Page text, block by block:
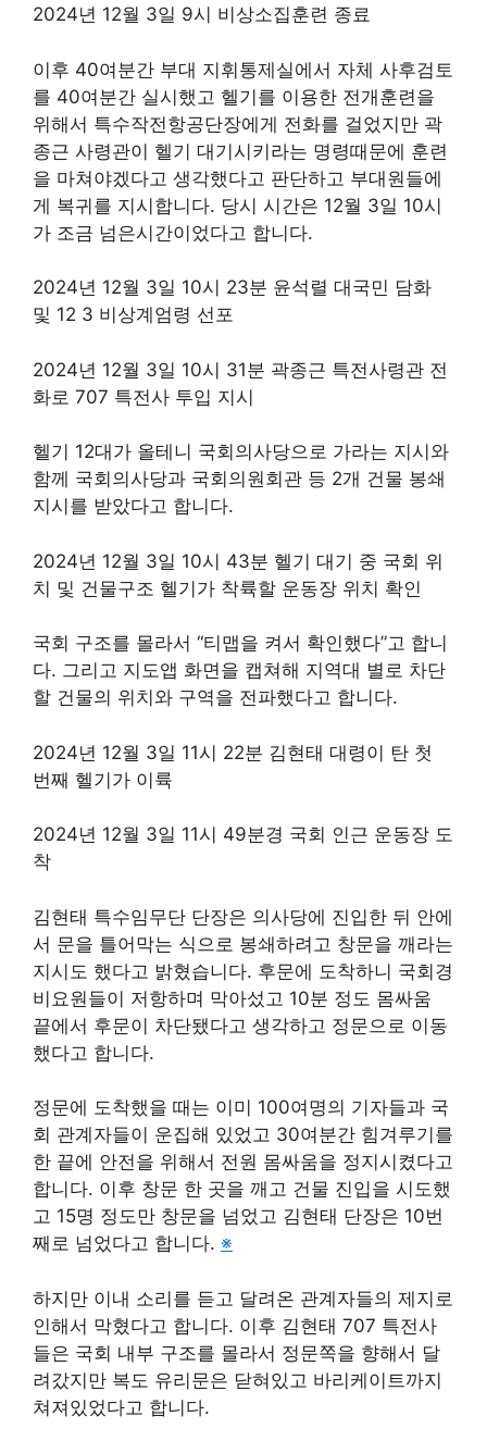
2024년 12월 3일 9시 비상소집훈련 종료
이후 40여분간 부대 지휘통제실에서 자체 사후검토
를 40여분간 실시했고 헬기를 이용한 전개훈련을
위해서 특수작전항공단장에게 전화를 걸었지만 곽
종근 사령관이 헬기 대기시키라는 명령때문에 훈련
을 마쳐야겠다고 생각했다고 판단하고 부대원들에
게 복귀를 지시합니다. 당시 시간은 12월 3일 10시
가 조금 넘은시간이었다고 합니다.
2024년 12월 3일 10시 23분 윤석렬 대국민 담화
및 12 3 비상계엄령 선포
2024년 12월 3일 10시 31분 곽종근 특전사령관 전
화로 707 특전사 투입 지시
헬기 12대가 올테니 국회의사당으로 가라는 지시와
함께 국회의사당과 국회의원회관 등 2개 건물 봉쇄
지시를 받았다고 합니다.
2024년 12월 3일 10시 43분 헬기 대기 중 국회 위
치 및 건물구조 헬기가 착륙할 운동장 위치 확인
국회 구조를 몰라서 “티맵을 켜서 확인했다”고 합니
다. 그리고 지도앱 화면을 캡쳐해 지역대 별로 차단
할 건물의 위치와 구역을 전파했다고 합니다.
2024년 12월 3일 11시 22분 김현태 대령이 탄 첫
번째 헬기가 이륙
2024년 12월 3일 11시 49분경 국회 인근 운동장 도
착
김현태 특수임무단 단장은 의사당에 진입한 뒤 안에
서 문을 틀어막는 식으로 봉쇄하려고 창문을 깨라는
지시도 했다고 밝혔습니다. 후문에 도착하니 국회경
비요원들이 저항하며 막아섰고 10분 정도 몸싸움
끝에서 후문이 차단됐다고 생각하고 정문으로 이동
했다고 합니다.
정문에 도착했을 때는 이미 100여명의 기자들과 국
회 관계자들이 운집해 있었고 30여분간 힘겨루기를
한 끝에 안전을 위해서 전원 몸싸움을 정지시켰다고
합니다. 이후 창문 한 곳을 깨고 건물 진입을 시도했
고 15명 정도만 창문을 넘었고 김현태 단장은 10번
째로 넘었다고 합니다. ※
하지만 이내 소리를 듣고 달려온 관계자들의 제지로
인해서 막혔다고 합니다. 이후 김현태 707 특전사
들은 국회 내부 구조를 몰라서 정문쪽을 향해서 달
려갔지만 복도 유리문은 닫혀있고 바리케이트까지
쳐져있었다고 합니다.